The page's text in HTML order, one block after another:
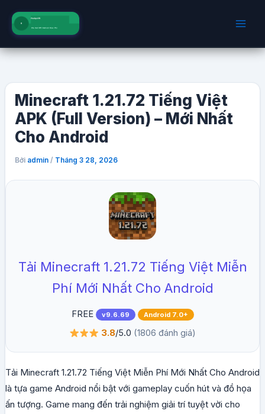
dung
Minecraft 1.21.72 Tiếng Việt
APK (Full Version) – Mới Nhất
Cho Android
Bởi admin / Tháng 3 28, 2026
Tải Minecraft 1.21.72 Tiếng Việt Miễn
Phí Mới Nhất Cho Android
FREE v9.6.69 Android 7.0+
3.8/5.0 (1806 đánh giá)
Tải Minecraft 1.21.72 Tiếng Việt Miễn Phí Mới Nhất Cho Android
là tựa game Android nổi bật với gameplay cuốn hút và đồ họa
ấn tượng. Game mang đến trải nghiệm giải trí tuyệt vời cho